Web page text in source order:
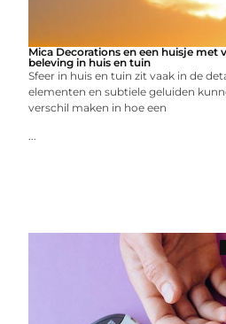
Mica Decorations en een huisje met
beleving in huis en tuin
Sfeer in huis en tuin zit vaak in de
elementen en subtiele geluiden
verschil maken in hoe een
...